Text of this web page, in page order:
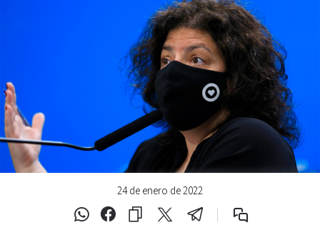
24 de enero de 2022